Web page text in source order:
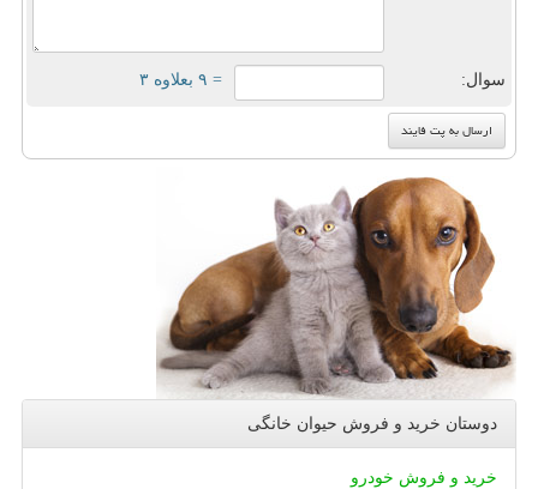
سوال: = ۹ بعلاوه ۳
دوستان خرید و فروش حیوان خانگی
خرید و فروش خودرو